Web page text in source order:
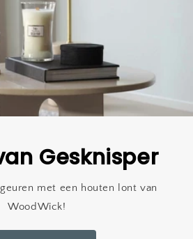
Gesknisper
met een houten lont van
WoodWick!